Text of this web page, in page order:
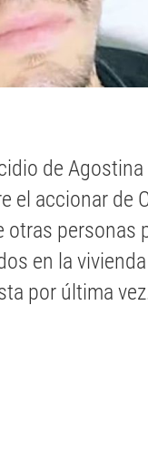
de Agostina
el accionar de
personas
en la
por última